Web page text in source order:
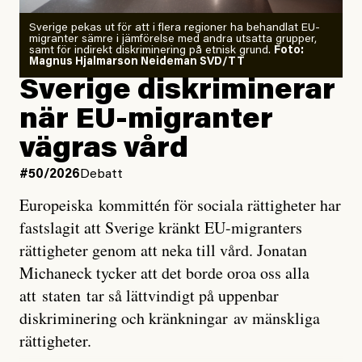
Zeke Hausfather är chockad igen efter att ha
analyserat hur de olika klimatmodellerna bedömer
läget för hur den begynnande El Niño-händelsen ska
utveckla sig. El Niño är ett återkommande
väderfenomen som uppstår när havsvattnet i delar av
Stilla havet blir ovanligt varmt. Det påverkar vädret
över stora delar av världen och under
forskare allt oftare varnat för att den här El Niñon
Det verkar vara en underdrift, menar nu Zeke
Hausfather.
”Det ser ut som att årets El Niño inte bara med stor
sannolikhet kommer att bli den starkaste sedan
tillförlitliga mätningar inleddes – den kan till och med
Sverige pekas ut för att i flera regioner ha behandlat EU-
migranter sämre i jämförelse med andra utsatta grupper,
samt för indirekt diskriminering på etnisk grund. Foto:
Magnus Hjalmarson Neideman SVD/TT
Sverige diskriminerar
när EU-migranter
vägras vård
#50/2026 Debatt
Europeiska kommittén för sociala rättigheter har
fastslagit att Sverige kränkt EU-migranters
rättigheter genom att neka till vård. Jonatan
Michaneck tycker att det borde oroa oss alla
att staten tar så lättvindigt på uppenbar
diskriminering och kränkningar av mänskliga
rättigheter.